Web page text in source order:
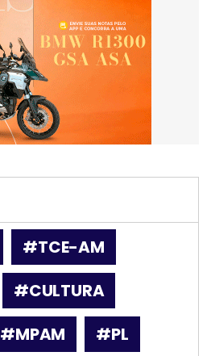
#TCE-AM
#CULTURA
#MPAM
#PL